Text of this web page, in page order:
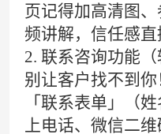
页记得加高清图
频讲解，信任感直
2. 联系咨询功能（
别让客户找不到
「联系表单」（
上电话、微信二